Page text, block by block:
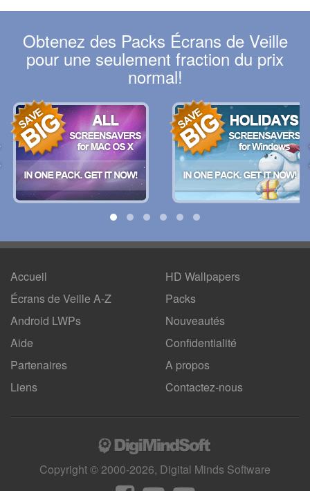
Obtenez des Packs Écrans de Veille
pour une seulement fraction du prix
normal!
Accueil
Écrans de Veille A-Z
Android LWPs
HD Wallpapers
Packs
Nouveautés
Aide
Partenaires
Liens
Confidentialité
A propos
Contactez-nous
Copyright © 2000-2026, Digital Minds Software